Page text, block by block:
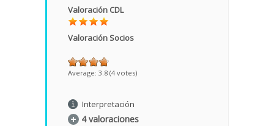
Valoración CDL
Valoración Socios
Average: 3.8 (4 votes)
Interpretación
4 valoraciones